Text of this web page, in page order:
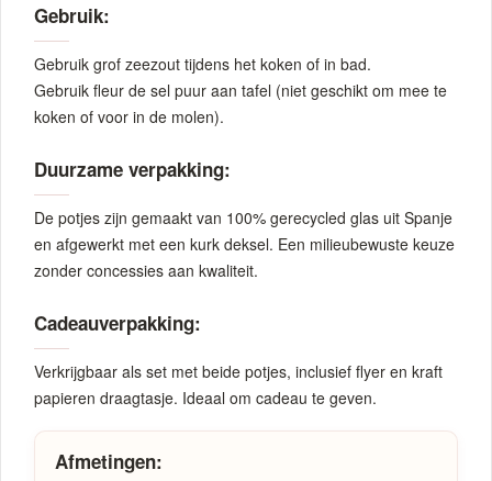
Gebruik:
Gebruik grof zeezout tijdens het koken of in bad.
Gebruik fleur de sel puur aan tafel (niet geschikt om mee te
koken of voor in de molen).
Duurzame verpakking:
De potjes zijn gemaakt van 100% gerecycled glas uit Spanje
en afgewerkt met een kurk deksel. Een milieubewuste keuze
zonder concessies aan kwaliteit.
Cadeauverpakking:
Verkrijgbaar als set met beide potjes, inclusief flyer en kraft
papieren draagtasje. Ideaal om cadeau te geven.
Afmetingen: